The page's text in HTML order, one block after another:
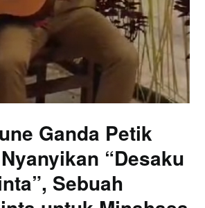
Ganda Petik
“Desaku
Sebuah